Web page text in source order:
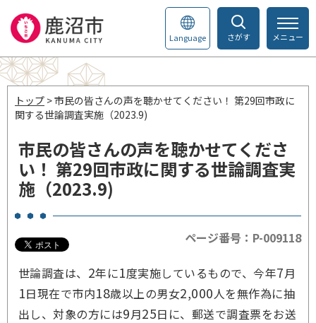
さがす
Language メニュー
トップ > 市民の皆さんの声を聴かせてください！ 第29回市政に
関する世論調査実施（2023.9)
市民の皆さんの声を聴かせてくださ
い！ 第29回市政に関する世論調査実
施（2023.9)
ページ番号：P-009118
世論調査は、 2年に1度実施しているもので、今年7月
1日現在で市内18歳以上の男女2,000人を無作為に抽
出し、対象の方には9月25日に、郵送で調査票をお送